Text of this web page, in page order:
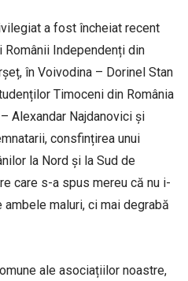
a fost încheiat recent
Independenți din
în Voivodina – Dorinel Stan
Timoceni din România
Alexandar Najdanovici și
consfințirea unui
la Nord și la Sud de
care s-a spus mereu că nu i-
maluri, ci mai degrabă
ale asociațiilor noastre,